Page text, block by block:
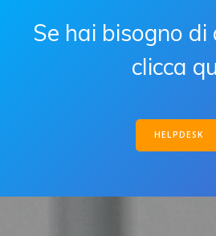
Se hai bisogno di
clicca
HELPDESK